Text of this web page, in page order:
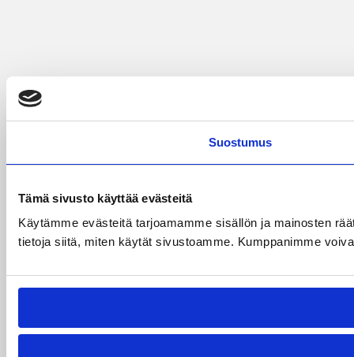
Suostumus
Tämä sivusto käyttää evästeitä
Käytämme evästeitä tarjoamamme sisällön ja mainosten
tietoja siitä, miten käytät sivustoamme. Kumppanimme